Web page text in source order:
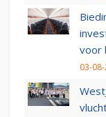
voor
03-